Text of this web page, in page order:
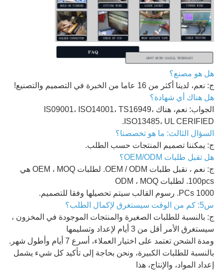
هل هو مصنع؟
ج: نعم، لدينا أكثر من 16 عاما من الخبرة في التصميم والتصنيع!
هل هناك أي شهادة؟
الجواب: نعم، هناك IS09001، ISO14001، TS16949،
ISO13485، UL CERIFIED.
السؤال الثالث: ما هو تخصصنا؟
ج: يمكننا تصميم المنتجات حسب الطلب.
هل تقبل طلبات OEM/ODM؟
ج: نعم ، نقبل طلبات OEM / ODM. لطلبات OEM ، MOQ هي
100pcs. لطلبات ODM ، MOQ
1000 PCs. رسوم القالب سيتم تحصيلها وفقا للتصميم.
س5: كم من الوقت سيستغرق لإكمال الطلب؟
ج: بالنسبة للطلبات الصغيرة والمنتجات الموجودة في المخزون ،
سيستغرق الأمر أقل من 3 أيام لإعداد وتسليمها
ومدة الشحن تعتمد على اختيار العملاء، أسرع 7 أيام وأطول شهر.
بالنسبة للطلبات الكبيرة، ونحن بحاجة إلى تأكيد كل شيء يشمل
إعداد المواد، والإنتاج، هذا